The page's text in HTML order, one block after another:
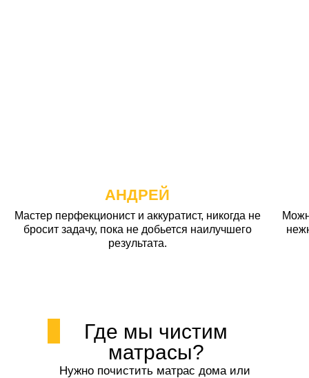
АНДРЕЙ
Мастер перфекционист и аккуратист, никогда не
бросит задачу, пока не добьется наилучшего
результата.
Где мы чистим
матрасы?
Нужно почистить матрас дома или